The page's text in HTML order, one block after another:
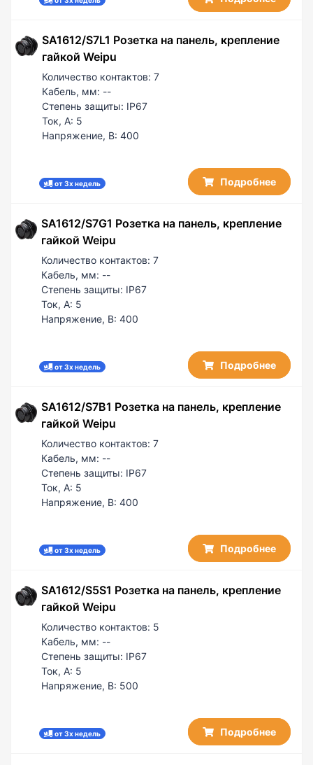
SA1612/S7L1 Розетка на панель, крепление
гайкой Weipu
Количество контактов: 7
Кабель, мм: --
Степень защиты: IP67
Ток, А: 5
Напряжение, В: 400
от 3х недель Подробнее
SA1612/S7G1 Розетка на панель, крепление
гайкой Weipu
Количество контактов:7
Кабель, мм: --
Степень защиты: IP67
Ток, А: 5
Напряжение, В:400
от 3х недель Подробнее
SA1612/S7B1 Розетка на панель, крепление
гайкой Weipu
Количество контактов:7
Кабель, мм: --
Степень защиты: IP67
Ток, А: 5
Напряжение, В:400
от 3х недель Подробнее
SA1612/S5S1 Розетка на панель, крепление
гайкой Weipu
Количество контактов: 5
Кабель, мм: --
Степень защиты: IP67
Ток, А: 5
Напряжение, В: 500
от 3х недель Подробнее